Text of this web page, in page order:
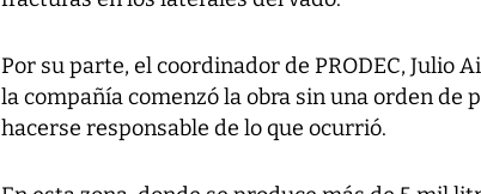
Por su parte, el coordinador de PRODEC, Julio
la compañía comenzó la obra sin una orden de
hacerse responsable de lo que ocurrió.